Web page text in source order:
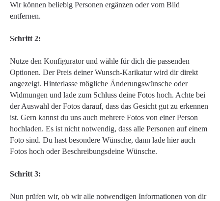
Wir können beliebig Personen ergänzen oder vom Bild
entfernen.
Schritt 2:
Nutze den Konfigurator und wähle für dich die passenden
Optionen. Der Preis deiner Wunsch-Karikatur wird dir direkt
angezeigt. Hinterlasse mögliche Änderungswünsche oder
Widmungen und lade zum Schluss deine Fotos hoch. Achte bei
der Auswahl der Fotos darauf, dass das Gesicht gut zu erkennen
ist. Gern kannst du uns auch mehrere Fotos von einer Person
hochladen. Es ist nicht notwendig, dass alle Personen auf einem
Foto sind. Du hast besondere Wünsche, dann lade hier auch
Fotos hoch oder Beschreibungsdeine Wünsche.
Schritt 3:
Nun prüfen wir, ob wir alle notwendigen Informationen von dir